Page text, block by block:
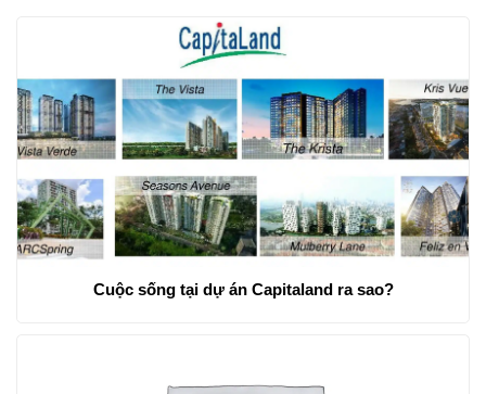
Cuộc sống tại dự án Capitaland ra sao?